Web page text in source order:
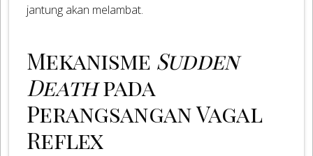
jantung akan melambat.
Mekanisme Sudden
Deathpada
Perangsangan Vagal
Reflex